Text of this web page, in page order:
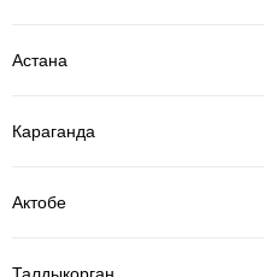
Астана
Караганда
Актобе
Талдыкорган